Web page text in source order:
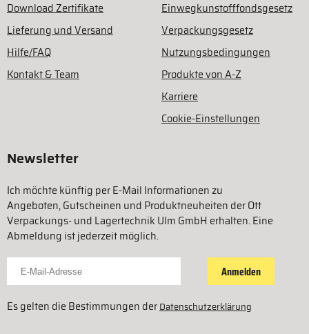
Download Zertifikate
Lieferung und Versand
Hilfe/FAQ
Kontakt & Team
Einwegkunstofffondsgesetz
Verpackungsgesetz
Nutzungsbedingungen
Produkte von A-Z
Karriere
Cookie-Einstellungen
Newsletter
Ich möchte künftig per E-Mail Informationen zu
Angeboten, Gutscheinen und Produktneuheiten der Ott
Verpackungs- und Lagertechnik Ulm GmbH erhalten. Eine
Abmeldung ist jederzeit möglich.
Für Newsletter anmelden
Anmelden
Es gelten die Bestimmungen derDatenschutzerklärung